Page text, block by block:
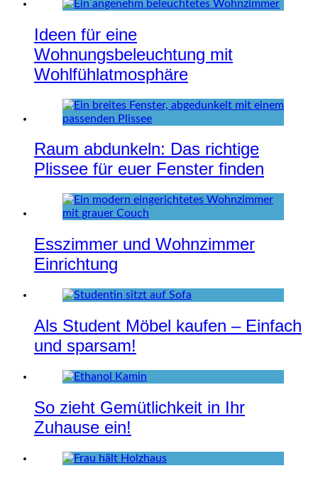
Ideen für eine
Wohnungsbeleuchtung mit
Wohlfühlatmosphäre
Raum abdunkeln: Das richtige
Plissee für euer Fenster finden
Esszimmer und Wohnzimmer
Einrichtung
Als Student Möbel kaufen – Einfach
und sparsam!
So zieht Gemütlichkeit in Ihr
Zuhause ein!